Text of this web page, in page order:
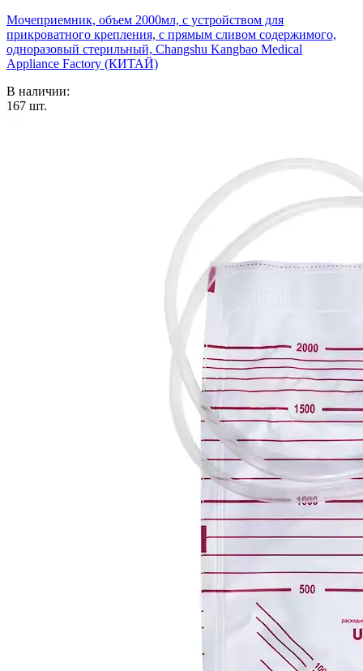
Мочеприемник, объем 2000мл, с устройством для
прикроватного крепления, с прямым сливом содержимого,
одноразовый стерильный, Changshu Kangbao Medical
Appliance Factory (КИТАЙ)
В наличии:
167 шт.